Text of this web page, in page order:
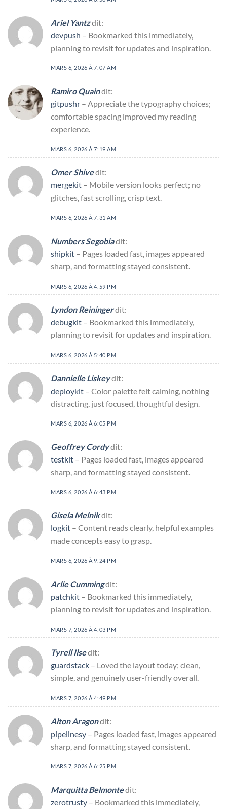
Ariel Yantzdit:
devpush – Bookmarked this immediately,
planning to revisit for updates and inspiration.
MARS 6, 2026 À 7:07 AM
Ramiro Quaindit:
gitpushr – Appreciate the typography choices;
comfortable spacing improved my reading
experience.
MARS 6, 2026 À 7:19 AM
Omer Shivedit:
mergekit – Mobile version looks perfect; no
glitches, fast scrolling, crisp text.
MARS 6, 2026 À 7:31 AM
Numbers Segobiadit:
shipkit – Pages loaded fast, images appeared
sharp, and formatting stayed consistent.
MARS 6, 2026 À 4:59 PM
Lyndon Reiningerdit:
debugkit – Bookmarked this immediately,
planning to revisit for updates and inspiration.
MARS 6, 2026 À 5:40 PM
Dannielle Liskeydit:
deploykit – Color palette felt calming, nothing
distracting, just focused, thoughtful design.
MARS 6, 2026 À 6:05 PM
Geoffrey Cordydit:
testkit – Pages loaded fast, images appeared
sharp, and formatting stayed consistent.
MARS 6, 2026 À 6:43 PM
Gisela Melnikdit:
logkit – Content reads clearly, helpful examples
made concepts easy to grasp.
MARS 6, 2026 À 9:24 PM
Arlie Cummingdit:
patchkit – Bookmarked this immediately,
planning to revisit for updates and inspiration.
MARS 7, 2026 À 4:03 PM
Tyrell Ilsedit:
guardstack – Loved the layout today; clean,
simple, and genuinely user-friendly overall.
MARS 7, 2026 À 4:49 PM
Alton Aragondit:
pipelinesy – Pages loaded fast, images appeared
sharp, and formatting stayed consistent.
MARS 7, 2026 À 6:25 PM
Marquitta Belmontedit:
zerotrusty – Bookmarked this immediately,